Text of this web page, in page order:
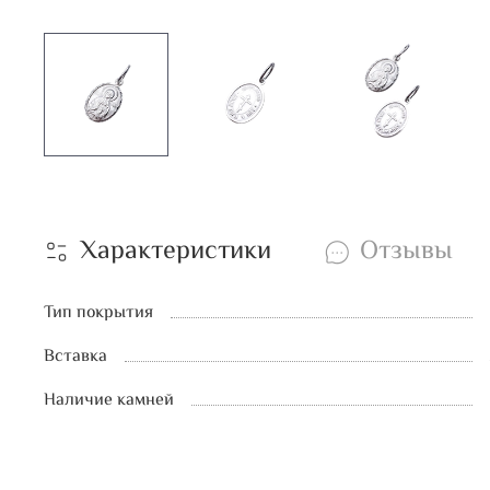
Характеристики Отзывы
Тип покрытия
Вставка
Наличие камней